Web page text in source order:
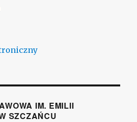
IM. EMILII
SZCZAŃCU